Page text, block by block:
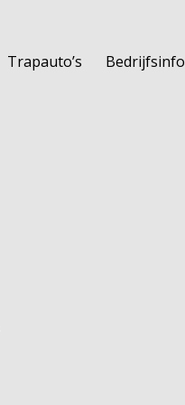
Trapauto’s Bedrijfsinfo